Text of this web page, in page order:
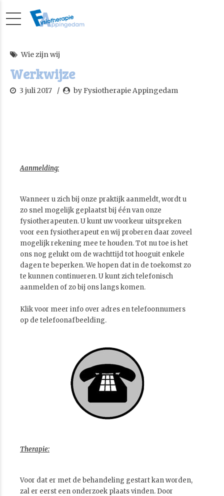
Wie zijn wij
Werkwijze
3 juli 2017 by Fysiotherapie Appingedam
Aanmelding:
Wanneer u zich bij onze praktijk aanmeldt, wordt u
zo snel mogelijk geplaatst bij één van onze
fysiotherapeuten. U kunt uw voorkeur uitspreken
voor een fysiotherapeut en wij proberen daar zoveel
mogelijk rekening mee te houden. Tot nu toe is het
ons nog gelukt om de wachttijd tot hooguit enkele
dagen te beperken. We hopen dat in de toekomst zo
te kunnen continueren. U kunt zich telefonisch
aanmelden of zo bij ons langs komen.
Klik voor meer info over adres en telefoonnumers
op de telefoonafbeelding.
Therapie:
Voor dat er met de behandeling gestart kan worden,
zal er eerst een onderzoek plaats vinden. Door